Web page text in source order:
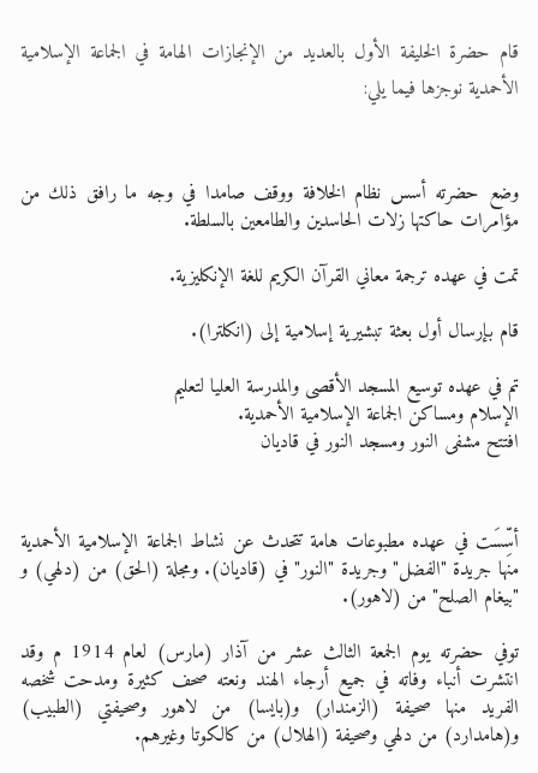
قام حضرة الخليفة الأول بالعديد من الإنجازات الهامة في الجماعة الإسلامية
الأحمدية نوجزها فيما يلي:
وضع حضرته أسس نظام الخلافة ووقف صامدا في وجه ما رافق ذلك من
مؤامرات حاكتها زلات الحاسدين والطامعين بالسلطة.
تمت في عهده ترجمة معاني القرآن الكريم للغة الإنكليزية.
قام بإرسال أول بعثة تبشيرية إسلامية إلى (انكلترا).
تم في عهده توسيع المسجد الأقصى والمدرسة العليا لتعليم
الإسلام ومساكن الجماعة الإسلامية الأحمدية.
افتتح مشفى النور ومسجد النور في قاديان
أسِّسَت في عهده مطبوعات هامة تتحدث عن نشاط الجماعة الإسلامية الأحمدية
منها جريدة "الفضل" وجريدة "النور" في (قاديان). ومجلة (الحق) من (دلهي) و
"بيغام الصلح" من (لاهور).
توفي حضرته يوم الجمعة الثالث عشر من آذار (مارس) لعام 1914 م وقد
انتشرت أنباء وفاته في جميع أرجاء الهند ونعته صحف كثيرة ومدحت شخصه
الفريد منها صحيفة (الزمندار) و(بايسا) من لاهور وصحيفتي (الطبيب)
و(هامدارد) من دلهي وصحيفة (الهلال) من كالكوتا وغيرهم.